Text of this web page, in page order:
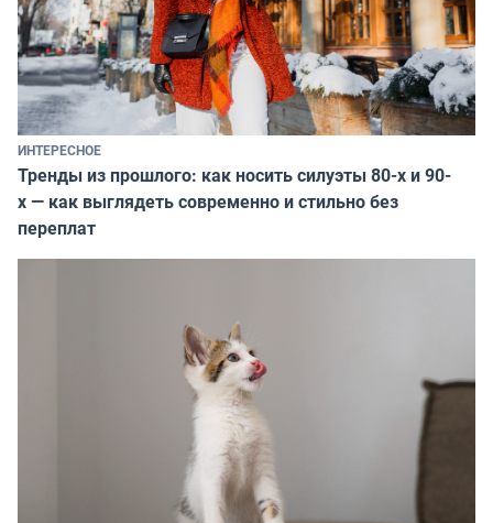
ИНТЕРЕСНОЕ
Тренды из прошлого: как носить силуэты 80-х и 90-
х — как выглядеть современно и стильно без
переплат